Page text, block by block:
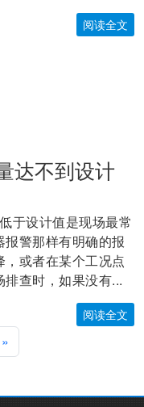
阅读全文
达不到设计
于设计值是现场最常
警那样有明确的报
或者在某个工况点
查时，如果没有...
阅读全文
»